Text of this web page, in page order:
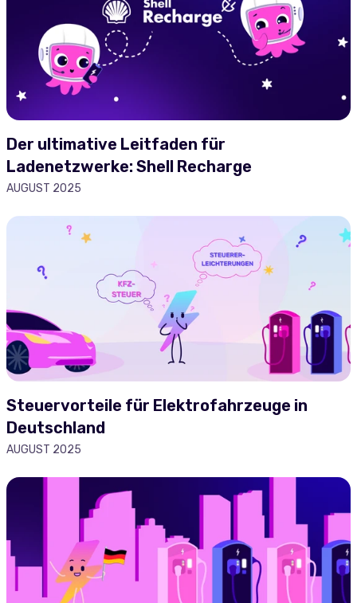
Der ultimative Leitfaden für
Ladenetzwerke: Shell Recharge
AUGUST 2025
Steuervorteile für Elektrofahrzeuge in
Deutschland
AUGUST 2025